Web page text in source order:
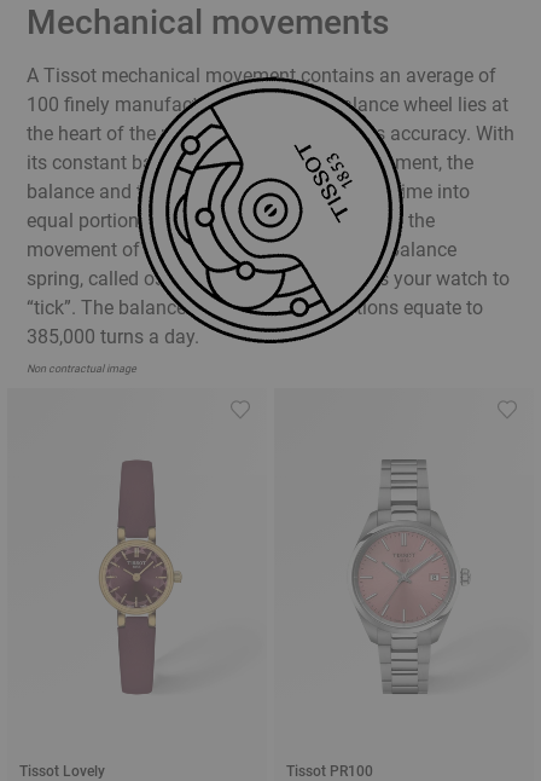
Mechanical movements
A Tissot mechanical movement contains an average of
100 finely manufactured parts. The balance wheel lies at
the heart of the movement and ensures its accuracy. With
its constant backwards and forwards movement, the
balance and the balance spring divides the time into
equal portions, thereby accurately regulating the
movement of time. The movements of the balance
spring, called oscillations, are what causes your watch to
“tick”. The balance wheel’s total oscillations equate to
385,000 turns a day.
Non contractual image
Tissot Lovely
Tissot PR100